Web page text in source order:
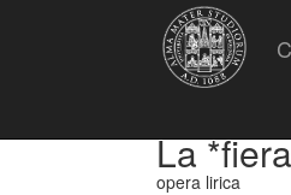
La
opera lirica